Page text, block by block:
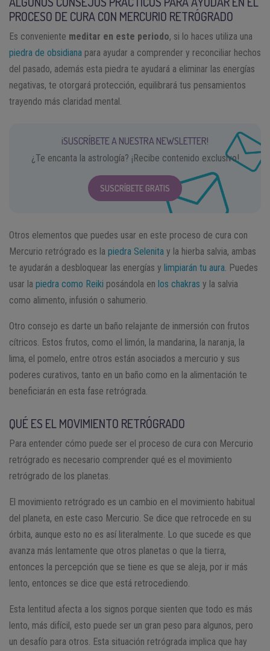
PROCESO DE CURA CON MERCURIO RETRÓGRADO
Es conveniente meditar en este periodo, si lo haces utiliza una
piedra de obsidiana para ayudar a comprender y reconciliar hechos
del pasado, además esta piedra te ayudará a eliminar las energías
negativas, te otorgará protección, equilibrará tus pensamientos
trayendo más claridad mental.
¡SUSCRÍBETE A NUESTRA NEWSLETTER!
¿Te encanta la astrología? ¡Recibe contenido exclusivo!
SUSCRÍBETE GRATIS
Otros elementos que puedes usar en este proceso de cura con
Mercurio retrógrado es la piedra Selenita y la hierba salvia, ambas
te ayudarán a desbloquear las energías y limpiarán tu aura . Puedes
usar la piedra como Reiki posándola en los chakras y la salvia
como alimento, infusión o sahumerio.
Otro consejo es darte un baño relajante de inmersión con frutos
cítricos. Estos frutos, como el limón, la mandarina, la naranja, la
lima, el pomelo, entre otros están asociados a mercurio y sus
poderes curativos, tanto en un baño como en la alimentación te
beneficiarán en esta fase retrógrada.
QUÉ ES EL MOVIMIENTO RETRÓGRADO
Para entender cómo puede ser el proceso de cura con Mercurio
retrógrado es necesario comprender qué es el movimiento
retrógrado de los planetas.
El movimiento retrógrado es un cambio en el movimiento habitual
del planeta, en este caso Mercurio. Se dice que retrocede en su
órbita, aunque esto no es así literalmente. Lo que sucede es que
avanza más lentamente que otros planetas o que la tierra,
entonces la percepción que se tiene es que se aleja, por ir más
lento, entonces se dice que está retrocediendo.
Esta lentitud afecta a los signos porque sienten que todo es más
lento, más difícil, esto puede ser un gran peso para algunos, pero
un desafío para otros. Esta situación retrógrada implica que hay